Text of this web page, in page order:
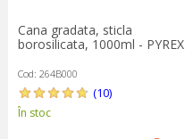
Cana gradata, sticla
borosilicata, 1000ml - PYREX
Cod: 264B000
(10)
În stoc